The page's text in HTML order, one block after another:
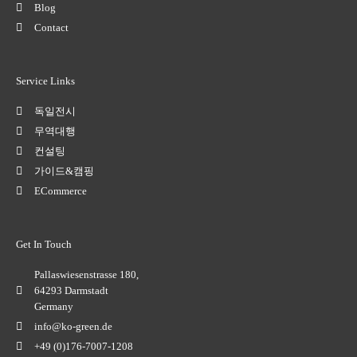
Blog
Contact
Service Links
독일전시
무역대행
컨설팅
가이드&캠핑
ECommerce
Get In Touch
Pallaswiesenstrasse 180,
64293 Darmstadt
Germany
info@ko-green.de
+49 (0)176-7007-1208